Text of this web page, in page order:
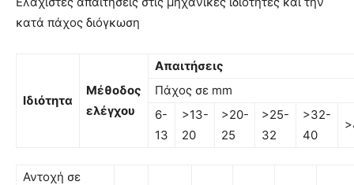
κατά πάχος διόγκωση
Ιδιότητα
Μέθοδος
ελέγχου
Απαιτήσεις
Πάχος σε mm
6-
13
>13-
20
>20-
25
>25-
32
>32-
40
Αντοχή σε